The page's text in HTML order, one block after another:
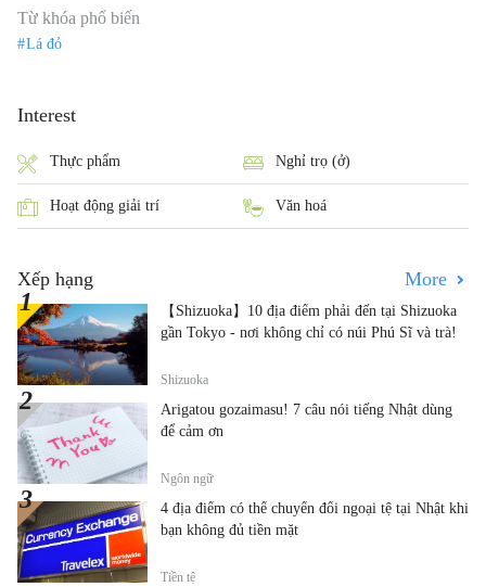
Từ khóa phổ biến
Lá đỏ
Interest
Thực phẩm Nghỉ trọ (ở)
Hoạt động giải trí Văn hoá
Xếp hạng More
【Shizuoka】10 địa điểm phải đến tại Shizuoka
gần Tokyo - nơi không chỉ có núi Phú Sĩ và trà!
Shizuoka
Arigatou gozaimasu! 7 câu nói tiếng Nhật dùng
để cảm ơn
Ngôn ngữ
4 địa điểm có thể chuyển đổi ngoại tệ tại Nhật khi
bạn không đủ tiền mặt
Tiền tệ